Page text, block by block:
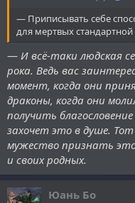
— Приписывать себе
для мертвых
— И всё-таки людская
рока. Ведь вас
момент, когда они
драконы, когда они
получить
захочет это в душе. Тот
мужество признать
и своих родных.
Юань Бо